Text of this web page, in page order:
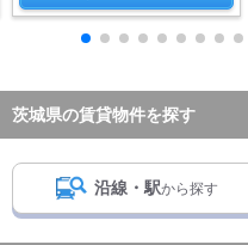
茨城県の賃貸物件を探す
沿線・駅から探す